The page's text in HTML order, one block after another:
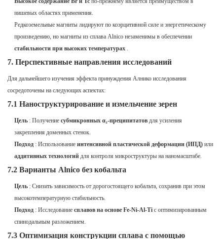
нишевых областях применения.
Редкоземельные магниты лидируют по коэрцитивной силе и энергетическому
произведению, но магниты из сплава Alnico незаменимы в обеспечении
стабильности при высоких температурах .
7. Перспективные направления исследований
Для дальнейшего изучения эффекта принуждения Алнико исследования
сосредоточены на следующих аспектах:
7.1 Наноструктурирование и измельчение зерен
Цель : Получениесубмикронных α₂-преципитатов для усиления
закрепления доменных стенок.
Подход : Использованиеинтенсивной пластической деформации (ИПД) или
аддитивных технологий для контроля микроструктуры на наномасштабе.
7.2 Варианты Alnico без кобальта
Цель : Снизить зависимость от дорогостоящего кобальта, сохранив при этом
высокотемпературную стабильность.
Подход : Исследованиесплавов на основе Fe-Ni-Al-Ti с оптимизированным
спинодальным разложением.
7.3 Оптимизация конструкции сплава с помощью